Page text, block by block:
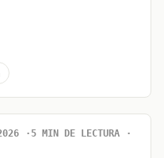
5 MIN DE LECTURA